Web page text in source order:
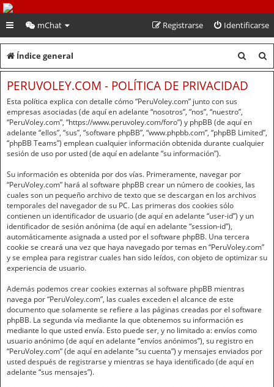
PeruVoley.com
mChat Identificarse
Registrarse
Índice general
u
u
s
a
r
PERUVOLEY.COM - POLÍTICA DE PRIVACIDAD
Esta política explica con detalle cómo “PeruVoley.com” junto con sus
empresas asociadas (de aquí en adelante “nosotros”, “nos”, “nuestro”,
“PeruVoley.com”, “https://www.peruvoley.com/foro”) y phpBB (de aquí en
adelante “ellos”, “sus”, “software phpBB”, “www.phpbb.com”, “phpBB Limited”,
“phpBB Teams”) emplean cualquier información obtenida durante cualquier
sesión de uso por usted (de aquí en adelante “su información”).
Su información es obtenida por dos vías. Primeramente, navegar por
“PeruVoley.com” hará al software phpBB crear un número de cookies, las
cuales son un pequeño archivo de texto que se descargan en los archivos
temporales del navegador de su PC. Las primeras dos cookies sólo
contienen un identificador de usuario (de aquí en adelante “user-id”) y un
identificador de sesión anónima (de aquí en adelante “session-id”),
automáticamente asignada a usted por el software phpBB. Una tercera
cookie se creará una vez que haya navegado por temas en “PeruVoley.com”
y se emplea para registrar cuales han sido leídos, con objeto de optimizar su
experiencia de usuario.
Además podemos crear cookies externas al software phpBB mientras
navega por “PeruVoley.com”, las cuales exceden el alcance de este
documento que solamente se refiere a las páginas creadas por el software
phpBB. La segunda vía mediante la que obtenemos su información es
mediante lo que usted envía. Esto puede ser, y no limitado a: envíos como
usuario anónimo (de aquí en adelante “envíos anónimos”), su registro en
“PeruVoley.com” (de aquí en adelante “su cuenta”) y mensajes enviados por
usted después de registrarse y mientras se haya identificado (de aquí en
adelante “sus mensajes”).